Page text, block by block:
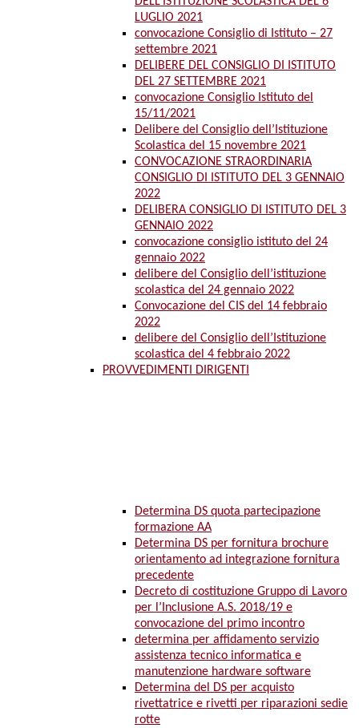
LUGLIO 2021
convocazione Consiglio di Istituto – 27
settembre 2021
DELIBERE DEL CONSIGLIO DI ISTITUTO
DEL 27 SETTEMBRE 2021
convocazione Consiglio Istituto del
15/11/2021
Delibere del Consiglio dell’Istituzione
Scolastica del 15 novembre 2021
CONVOCAZIONE STRAORDINARIA
CONSIGLIO DI ISTITUTO DEL 3 GENNAIO
2022
DELIBERA CONSIGLIO DI ISTITUTO DEL 3
GENNAIO 2022
convocazione consiglio istituto del 24
gennaio 2022
delibere del Consiglio dell’istituzione
scolastica del 24 gennaio 2022
Convocazione del CIS del 14 febbraio
2022
delibere del Consiglio dell’Istituzione
scolastica del 4 febbraio 2022
PROVVEDIMENTI DIRIGENTI
Determina DS quota partecipazione
formazione AA
Determina DS per fornitura brochure
orientamento ad integrazione fornitura
precedente
Decreto di costituzione Gruppo di Lavoro
per l’Inclusione A.S. 2018/19 e
convocazione del primo incontro
determina per affidamento servizio
assistenza tecnico informatica e
manutenzione hardware software
Determina del DS per acquisto
rivettatrice e rivetti per riparazioni sedie
rotte